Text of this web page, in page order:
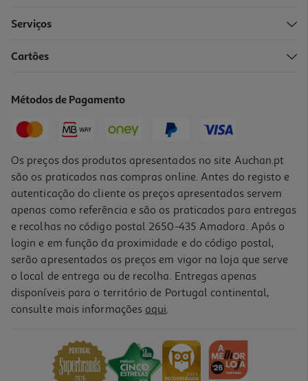
18,45 € PVP de editor
Livro As Guerreiras Do K-Pop - Livro De Atividades De Aavv
PVP de editor
Serviços
Cartões
Métodos de Pagamento
Os preços dos produtos apresentados no site Auchan.pt
são os praticados nas compras online. Antes do registo e
autenticação do cliente os preços apresentados servem
apenas como referência e são os praticados para entregas
e recolhas no código postal 2650-435 Amadora. Após o
login e em função da proximidade e do código postal,
serão apresentados os preços em vigor na loja que serve
o local de entrega ou de recolha. Entregas apenas
disponíveis para o território de Portugal continental,
consulte mais informações aqui.